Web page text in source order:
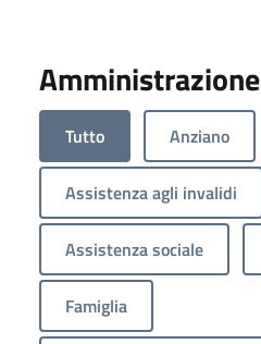
Amministrazione
Tutto Anziano
Assistenza agli invalidi
Assistenza sociale
Famiglia